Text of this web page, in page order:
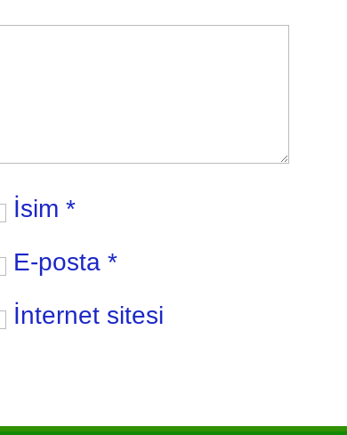
İsim *
E-posta *
İnternet sitesi